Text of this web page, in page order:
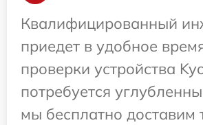
Квалифицированный
приедет в удобное
проверки устройства
потребуется
мы бесплатно доставим